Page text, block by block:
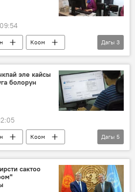
Коом
облусу
Дагы 3
эле кайсы
болорун
Коом
Исаков
кызматтар
Дагы 5
сактоо